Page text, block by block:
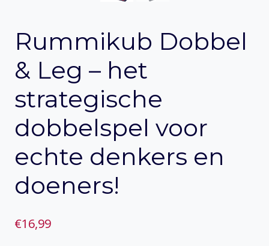
Rummikub Dobbel
& Leg – het
strategische
dobbelspel voor
echte denkers en
doeners!
€16,99